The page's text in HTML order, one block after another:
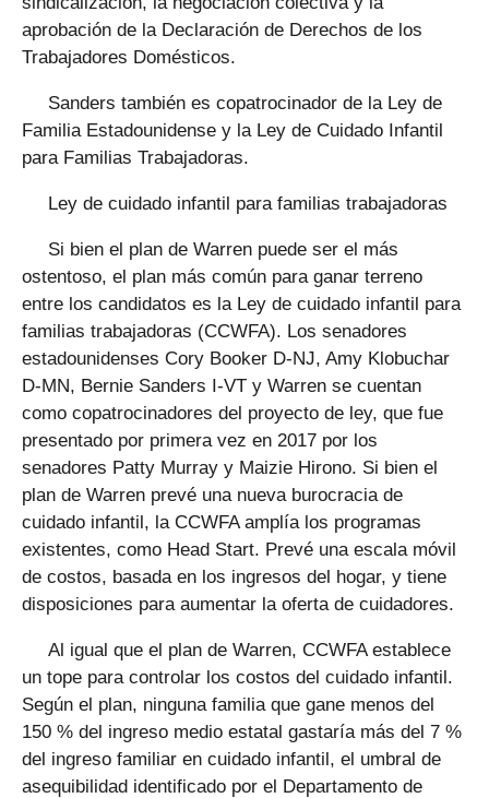
aprobación de la Declaración de Derechos de los
Trabajadores Domésticos.
Sanders también es copatrocinador de la Ley de
Familia Estadounidense y la Ley de Cuidado Infantil
para Familias Trabajadoras.
Ley de cuidado infantil para familias trabajadoras
Si bien el plan de Warren puede ser el más
ostentoso, el plan más común para ganar terreno
entre los candidatos es la Ley de cuidado infantil para
familias trabajadoras (CCWFA). Los senadores
estadounidenses Cory Booker D-NJ, Amy Klobuchar
D-MN, Bernie Sanders I-VT y Warren se cuentan
como copatrocinadores del proyecto de ley, que fue
presentado por primera vez en 2017 por los
senadores Patty Murray y Maizie Hirono. Si bien el
plan de Warren prevé una nueva burocracia de
cuidado infantil, la CCWFA amplía los programas
existentes, como Head Start. Prevé una escala móvil
de costos, basada en los ingresos del hogar, y tiene
disposiciones para aumentar la oferta de cuidadores.
Al igual que el plan de Warren, CCWFA establece
un tope para controlar los costos del cuidado infantil.
Según el plan, ninguna familia que gane menos del
150 % del ingreso medio estatal gastaría más del 7 %
del ingreso familiar en cuidado infantil, el umbral de
asequibilidad identificado por el Departamento de